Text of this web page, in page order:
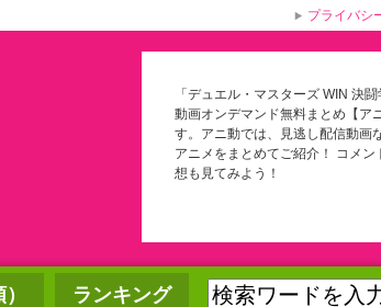
「デュエル・マスターズ WIN 決
動画オンデマンド無料まとめ【ア
す。アニ動では、見逃し配信動画
アニメをまとめてご紹介！ コメン
想も見てみよう！
ランキング
プライバシ